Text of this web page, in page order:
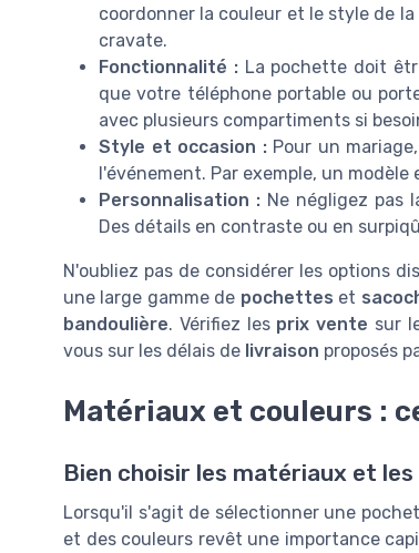
coordonner la couleur et le style de
cravate.
Fonctionnalité :La pochette doit
que votre téléphone portable ou
avec plusieurs compartiments si
Style et occasion :Pour un
l'événement. Par exemple, un modèle
Personnalisation : Ne négligez pas
Des détails en contraste ou en
N'oubliez pas de considérer les options
une large gamme de pochettes et
bandoulière. Vérifiez les prix vente sur
vous sur les délais de livraison proposés
Matériaux et couleurs :
Bien choisir les matériaux et
Lorsqu'il s'agit de sélectionner une
et des couleurs revêt une importance